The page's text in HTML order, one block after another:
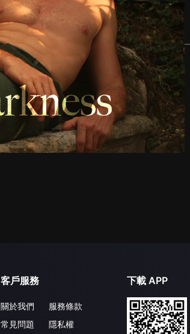
客戶服務
關於我們
常見問題
服務條款
隱私權
下載 APP